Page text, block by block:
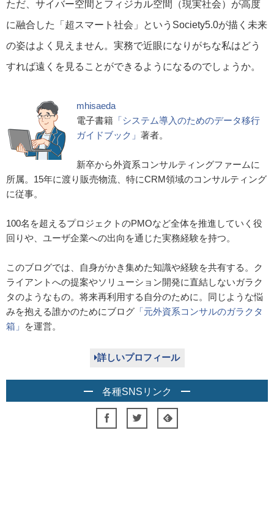
ただ、サイバー空間とフィジカル空間（現実社会）が高度
に融合した「超スマート社会」というSociety5.0が描く未来
の姿はよく見えません。実務で近眼になりがちな私はどう
すれば遠くを見ることができるようになるのでしょうか。
mhisaeda
電子書籍 「システム導入のためのデータ移行
ガイドブック」 著者。
新卒から外資系コンサルティングファームに
所属。15年に渡り販売物流、特にCRM領域のコンサルティング
に従事。
100名を超えるプロジェクトのPMOなど全体を推進していく役
回りや、ユーザ企業への出向を通じた実務経験を持つ。
このブログでは、自身がかき集めた知識や経験を共有する。ク
ライアントへの提案やソリューション開発に直結しないガラク
タのようなもの。将来再利用する自分のために。同じような悩
みを抱える誰かのためにブログ 「元外資系コンサルのガラクタ
箱」
を運営。
詳しいプロフィール
各種SNSリンク